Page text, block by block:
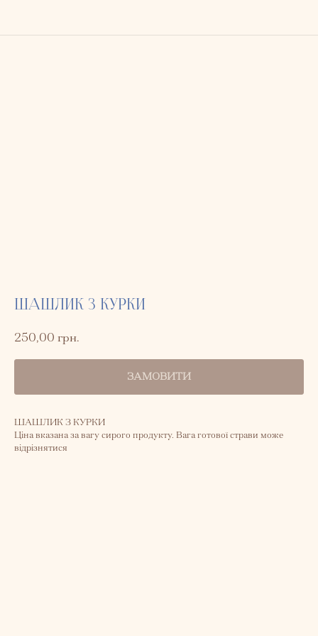
ШАШЛИК З КУРКИ
250,00 грн.
ЗАМОВИТИ
ШАШЛИК З КУРКИ
Ціна вказана за вагу сирого продукту. Вага готової страви може
відрізнятися